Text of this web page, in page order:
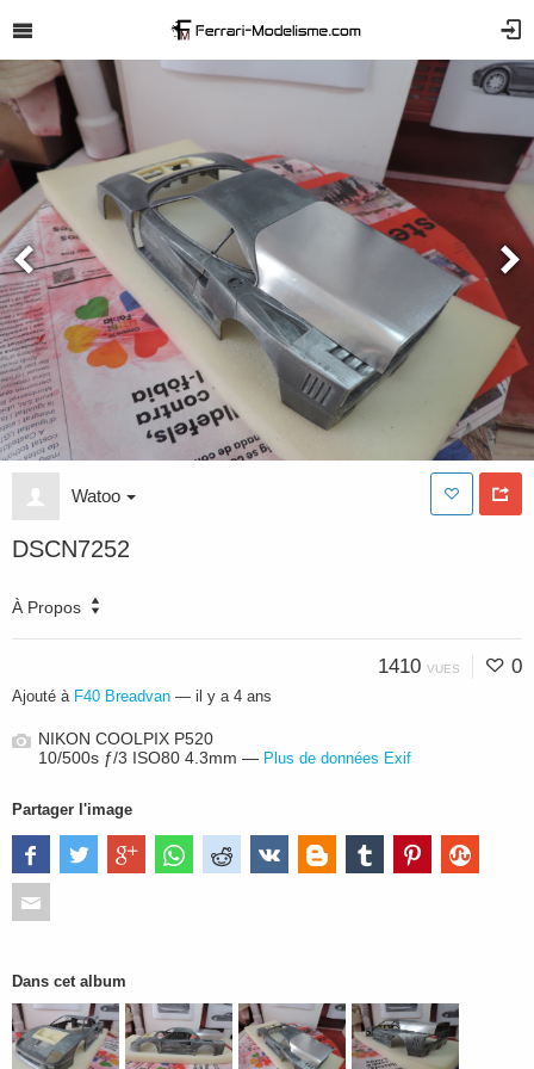
Watoo
DSCN7252
À Propos
1410 VUES 0
Ajouté à F40 Breadvan — il y a 4 ans
NIKON COOLPIX P520
10/500s ƒ/3 ISO80 4.3mm — Plus de données Exif
Partager l'image
Dans cet album